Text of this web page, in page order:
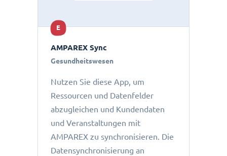
E
AMPAREX Sync
Gesundheitswesen
Nutzen Sie diese App, um
Ressourcen und Datenfelder
abzugleichen und Kundendaten
und Veranstaltungen mit
AMPAREX zu synchronisieren. Die
Datensynchronisierung an